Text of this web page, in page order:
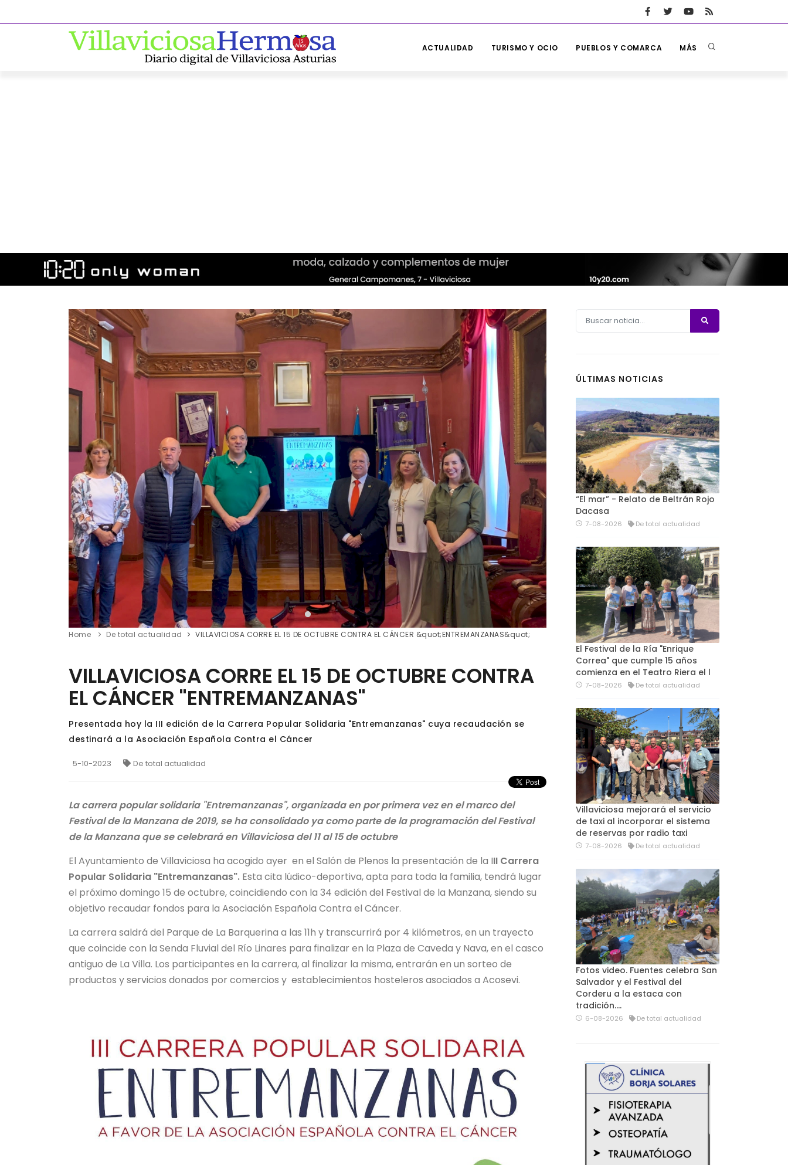
ACTUALIDAD TURISMO Y OCIO PUEBLOS Y COMARCA MÁS
Home De total actualidad VILLAVICIOSA CORRE EL 15 DE OCTUBRE CONTRA EL CÁNCER &quot;ENTREMANZANAS&quot;
VILLAVICIOSA CORRE EL 15 DE OCTUBRE CONTRA
EL CÁNCER "ENTREMANZANAS"
Presentada hoy la III edición de la Carrera Popular Solidaria "Entremanzanas" cuya recaudación se
destinará a la Asociación Española Contra el Cáncer
5-10-2023 De total actualidad
La carrera popular solidaria "Entremanzanas", organizada en por primera vez en el marco del
Festival de la Manzana de 2019, se ha consolidado ya como parte de la programación del Festival
de la Manzana que se celebrará en Villaviciosa del 11 al 15 de octubre
El Ayuntamiento de Villaviciosa ha acogido ayer en el Salón de Plenos la presentación de la III Carrera
Popular Solidaria "Entremanzanas". Esta cita lúdico-deportiva, apta para toda la familia, tendrá lugar
el próximo domingo 15 de octubre, coincidiendo con la 34 edición del Festival de la Manzana, siendo su
objetivo recaudar fondos para la Asociación Española Contra el Cáncer.
La carrera saldrá del Parque de La Barquerina a las 11h y transcurrirá por 4 kilómetros, en un trayecto
que coincide con la Senda Fluvial del Río Linares para finalizar en la Plaza de Caveda y Nava, en el casco
antiguo de La Villa. Los participantes en la carrera, al finalizar la misma, entrarán en un sorteo de
productos y servicios donados por comercios y establecimientos hosteleros asociados a Acosevi.
ÚLTIMAS NOTICIAS
“El mar” - Relato de Beltrán Rojo
Dacasa
7-08-2026 De total actualidad
El Festival de la Ría "Enrique
Correa" que cumple 15 años
comienza en el Teatro Riera el l
7-08-2026 De total actualidad
Villaviciosa mejorará el servicio
de taxi al incorporar el sistema
de reservas por radio taxi
7-08-2026 De total actualidad
Fotos video. Fuentes celebra San
Salvador y el Festival del
Corderu a la estaca con
tradición....
6-08-2026 De total actualidad